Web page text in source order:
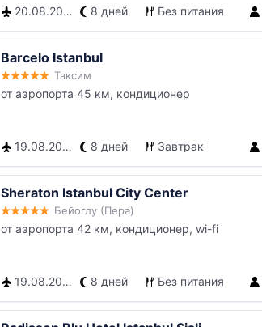
20.08.2026 8 дней Без питания
Barcelo Istanbul
Таксим
от аэропорта 45 км, кондиционер
19.08.2026 8 дней Завтрак
Sheraton Istanbul City Center
Бейоглу (Пера)
от аэропорта 42 км, кондиционер, wi-fi
19.08.2026 8 дней Без питания